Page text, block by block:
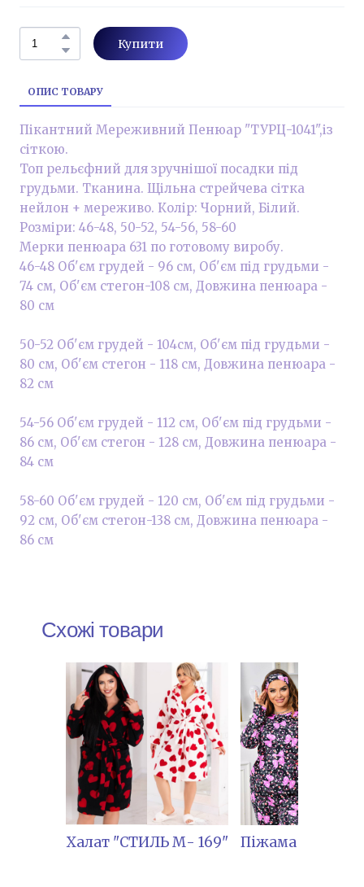
Купити
ОПИС ТОВАРУ
Пікантний Мереживний Пенюар "ТУРЦ-1041",із
сіткою.
Топ рельєфний для зручнішої посадки під
грудьми. Тканина. Щільна стрейчева сітка
нейлон + мереживо. Колір: Чорний, Білий.
Розміри: 46-48, 50-52, 54-56, 58-60
Мерки пенюара 631 по готовому виробу.
46-48 Об'єм грудей - 96 см, Об'єм під грудьми -
74 см, Об'єм стегон-108 см, Довжина пенюара -
80 см
50-52 Об'єм грудей - 104см, Об'єм під грудьми -
80 см, Об'єм стегон - 118 см, Довжина пенюара -
82 см
54-56 Об'єм грудей - 112 см, Об'єм під грудьми -
86 см, Об'єм стегон - 128 см, Довжина пенюара -
84 см
58-60 Об'єм грудей - 120 см, Об'єм під грудьми -
92 см, Об'єм стегон-138 см, Довжина пенюара -
86 см
Схожі товари
Халат "СТИЛЬ М- 169" Піжама "ЛІЛІ-